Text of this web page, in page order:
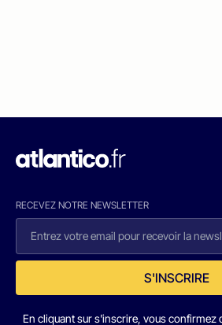
RECEVEZ NOTRE NEWSLETTER
S'INSCRIRE
En cliquant sur s'inscrire, vous confirmez